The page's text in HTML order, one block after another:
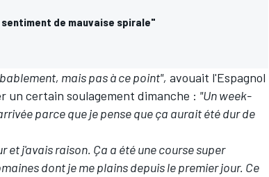
de mauvaise spirale"
mais pas à ce point", avouait l'Espagnol
un certain soulagement dimanche : "Un week-
parce que je pense que ça aurait été dur de
j'avais raison. Ça a été une course super
dont je me plains depuis le premier jour. Ce